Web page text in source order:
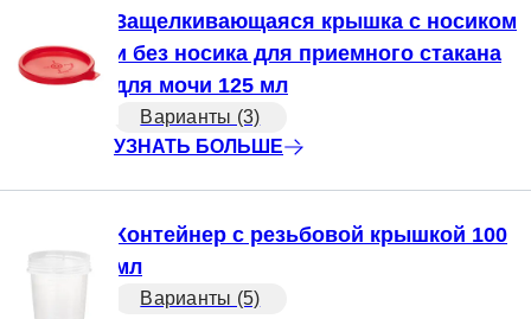
Защелкивающаяся крышка с носиком
и без носика для приемного стакана
для мочи 125 мл
Варианты (3)
УЗНАТЬ БОЛЬШЕ
Контейнер с резьбовой крышкой 100
мл
Варианты (5)